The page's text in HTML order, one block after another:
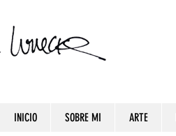
INICIO SOBRE MI ARTE